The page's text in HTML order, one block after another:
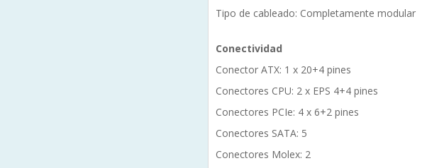
Tipo de cableado: Completamente modular
Conectividad
Conector ATX: 1 x 20+4 pines
Conectores CPU: 2 x EPS 4+4 pines
Conectores PCIe: 4 x 6+2 pines
Conectores SATA: 5
Conectores Molex: 2